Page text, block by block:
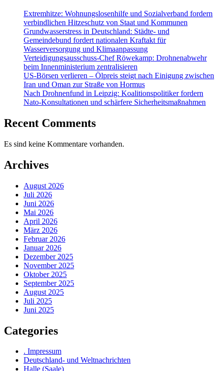
Extremhitze: Wohnungslosenhilfe und Sozialverband fordern
verbindlichen Hitzeschutz von Staat und Kommunen
Grundwasserstress in Deutschland: Städte- und
Gemeindebund fordert nationalen Kraftakt für
Wasserversorgung und Klimaanpassung
Verteidigungsausschuss-Chef Röwekamp: Drohnenabwehr
beim Innenministerium zentralisieren
US-Börsen verlieren – Ölpreis steigt nach Einigung zwischen
Iran und Oman zur Straße von Hormus
Nach Drohnenfund in Leipzig: Koalitionspolitiker fordern
Nato-Konsultationen und schärfere Sicherheitsmaßnahmen
Recent Comments
Es sind keine Kommentare vorhanden.
Archives
August 2026
Juli 2026
Juni 2026
Mai 2026
April 2026
März 2026
Februar 2026
Januar 2026
Dezember 2025
November 2025
Oktober 2025
September 2025
August 2025
Juli 2025
Juni 2025
Categories
. Impressum
Deutschland- und Weltnachrichten
Halle (Saale)